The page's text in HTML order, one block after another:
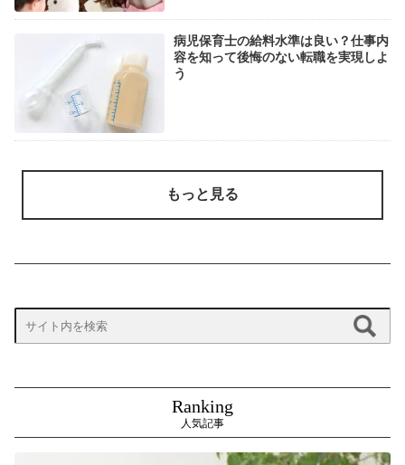
病児保育士の給料水準は良い？仕事内
容を知って後悔のない転職を実現しよ
う
もっと見る
Ranking
人気記事